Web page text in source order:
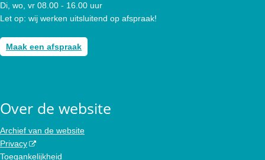
Di, wo, vr 08.00 - 16.00 uur
Let op: wij werken uitsluitend op afspraak!
Maak een afspraak
Over de website
Archief van de website
Privacy
Toegankelijkheid